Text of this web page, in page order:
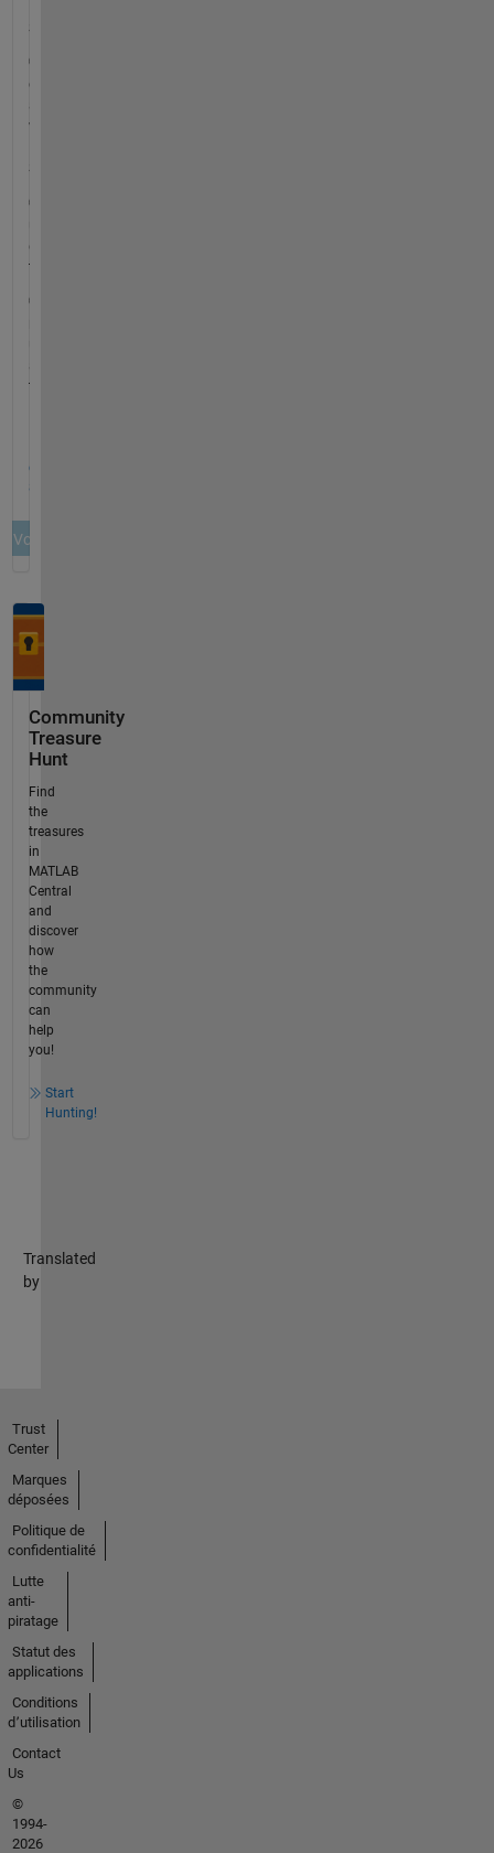
Community
Treasure
Hunt
Find
the
treasures
in
MATLAB
Central
and
discover
how
the
community
can
help
you!
Start
Hunting!
Translated
by
Trust
Center
Marques
déposées
Politique de
confidentialité
Lutte
anti-
piratage
Statut des
applications
Conditions
d՚utilisation
Contact
Us
©
1994-
2026